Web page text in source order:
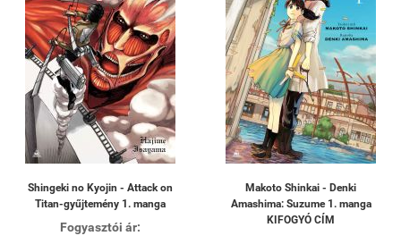
Shingeki no Kyojin - Attack on
Titan-gyűjtemény 1. manga
Fogyasztói ár:
Makoto Shinkai - Denki
Amashima: Suzume 1. manga
KIFOGYÓ CÍM